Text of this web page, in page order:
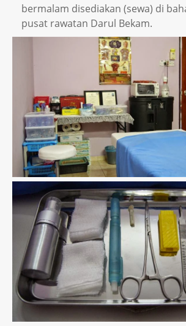
bermalam disediakan (sewa) di
pusat rawatan Darul Bekam.